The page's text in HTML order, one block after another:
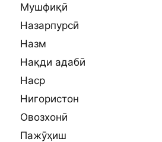
Мушфиқӣ
Назарпурсӣ
Назм
Нақди адабӣ
Наср
Нигористон
Овозхонӣ
Пажӯҳиш